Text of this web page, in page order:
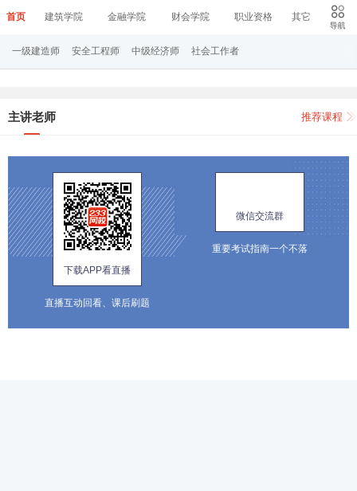
首页 建筑学院 金融学院 财会学院 职业资格 其它
一级建造师 安全工程师 中级经济师 社会工作者
主讲老师 推荐课程
下载APP看直播
直播互动回看、课后刷题
微信交流群
重要考试指南一个不落